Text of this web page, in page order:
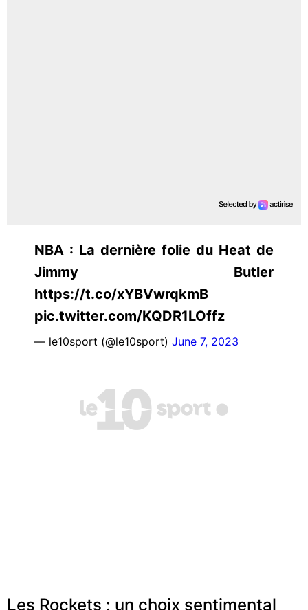
NBA : La dernière folie du Heat de
Jimmy Butler
https://t.co/xYBVwrqkmB
pic.twitter.com/KQDR1LOffz
— le10sport (@le10sport) June 7, 2023
Les Rockets : un choix sentimental